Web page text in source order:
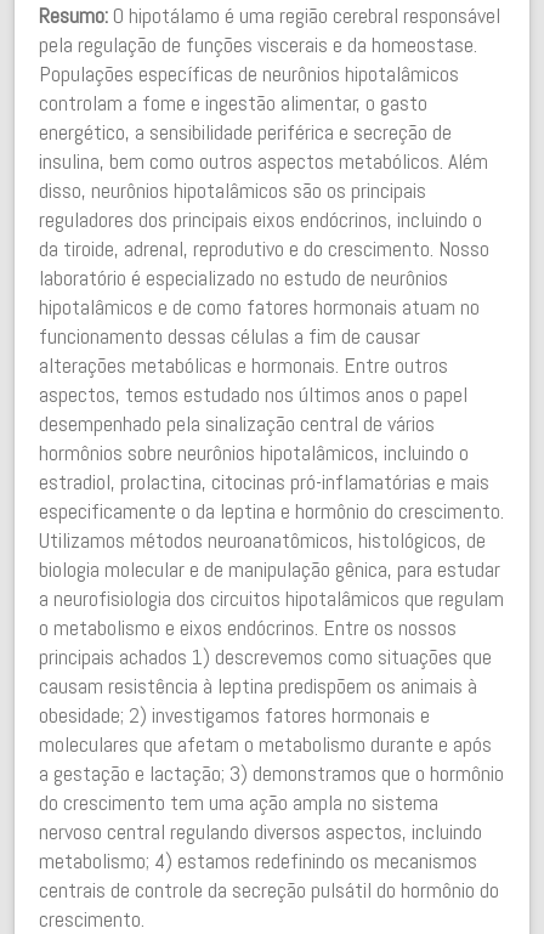
Resumo: O hipotálamo é uma região cerebral responsável
pela regulação de funções viscerais e da homeostase.
Populações específicas de neurônios hipotalâmicos
controlam a fome e ingestão alimentar, o gasto
energético, a sensibilidade periférica e secreção de
insulina, bem como outros aspectos metabólicos. Além
disso, neurônios hipotalâmicos são os principais
reguladores dos principais eixos endócrinos, incluindo o
da tiroide, adrenal, reprodutivo e do crescimento. Nosso
laboratório é especializado no estudo de neurônios
hipotalâmicos e de como fatores hormonais atuam no
funcionamento dessas células a fim de causar
alterações metabólicas e hormonais. Entre outros
aspectos, temos estudado nos últimos anos o papel
desempenhado pela sinalização central de vários
hormônios sobre neurônios hipotalâmicos, incluindo o
estradiol, prolactina, citocinas pró-inflamatórias e mais
especificamente o da leptina e hormônio do crescimento.
Utilizamos métodos neuroanatômicos, histológicos, de
biologia molecular e de manipulação gênica, para estudar
a neurofisiologia dos circuitos hipotalâmicos que regulam
o metabolismo e eixos endócrinos. Entre os nossos
principais achados 1) descrevemos como situações que
causam resistência à leptina predispõem os animais à
obesidade; 2) investigamos fatores hormonais e
moleculares que afetam o metabolismo durante e após
a gestação e lactação; 3) demonstramos que o hormônio
do crescimento tem uma ação ampla no sistema
nervoso central regulando diversos aspectos, incluindo
metabolismo; 4) estamos redefinindo os mecanismos
centrais de controle da secreção pulsátil do hormônio do
crescimento.